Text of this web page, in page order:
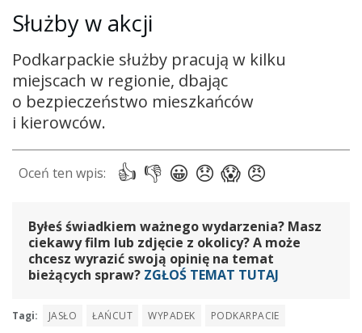
Służby w akcji
Podkarpackie służby pracują w kilku
miejscach w regionie, dbając
o bezpieczeństwo mieszkańców
i kierowców.
Byłeś świadkiem ważnego wydarzenia? Masz
ciekawy film lub zdjęcie z okolicy? A może
chcesz wyrazić swoją opinię na temat
bieżących spraw? ZGŁOŚ TEMAT TUTAJ
Tagi: JASŁO ŁAŃCUT WYPADEK PODKARPACIE